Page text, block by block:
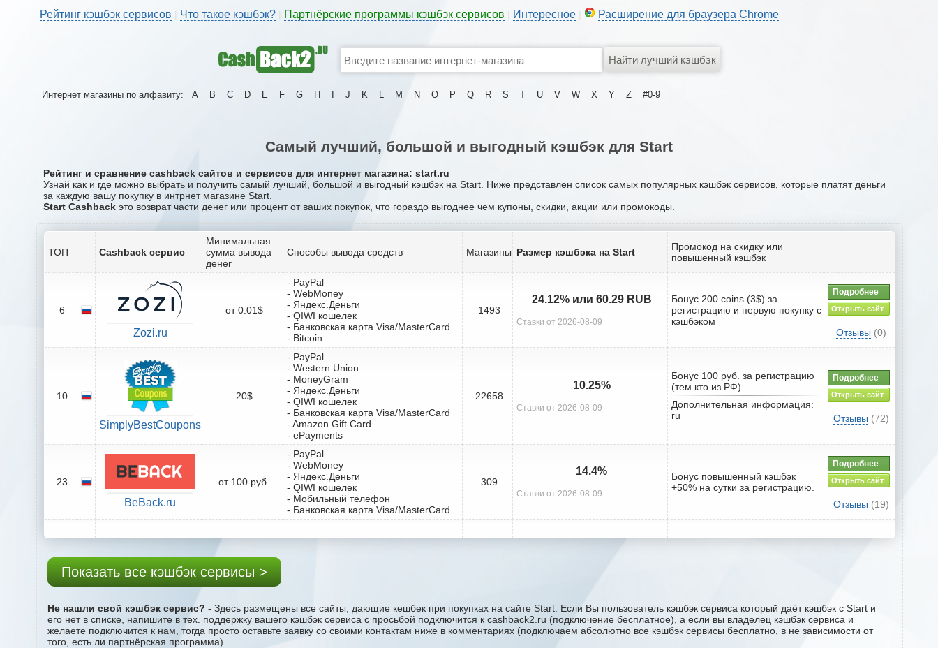
Рейтинг кэшбэк сервисов Что такое кэшбэк? Партнёрские программы кэшбэк сервисов Интересное Расширение для браузера Chrome
Интернет магазины по алфавиту: A B C D E F G H J K L M N O P Q R S T U V W X Y Z #0-9
Самый лучший, большой и выгодный кэшбэк для Start
Рейтинг и сравнение cashback сайтов и сервисов для интернет магазина: start.ru
Узнай как и где можно выбрать и получить самый лучший, большой и выгодный кэшбэк на Start. Ниже представлен список самых популярных кэшбэк сервисов, которые платят деньги
за каждую вашу покупку в интрнет магазине Start.
Start Cashback это возврат части денег или процент от ваших покупок, что гораздо выгоднее чем купоны, скидки, акции или промокоды.
ТОП Cashback сервис
Минимальная
сумма вывода
денег
Способы вывода средств Магазины Размер кэшбэка на Start
Промокод на скидку или
повышенный кэшбэк
6
Zozi.ru
от 0.01$
- PayPal
- WebMoney
- Яндекс.Деньги
- QIWI кошелек
- Банковская карта Visa/MasterCard
- Bitcoin
1493
24.12% или 60.29 RUB
Ставки от 2026-08-09
Бонус 200 coins (3$) за
регистрацию и первую покупку с
кэшбэком
Подробнее
Открыть сайт
Отзывы (0)
10
SimplyBestCoupons
20$
- PayPal
- Western Union
- MoneyGram
- Яндекс.Деньги
- QIWI кошелек
- Банковская карта Visa/MasterCard
- Amazon Gift Card
- ePayments
22658
10.25%
Ставки от 2026-08-09
Бонус 100 руб. за регистрацию
(тем кто из РФ)
Дополнительная информация:
ru
Подробнее
Открыть сайт
Отзывы (72)
23
BeBack.ru
от 100 руб.
- PayPal
- WebMoney
- Яндекс.Деньги
- QIWI кошелек
- Мобильный телефон
- Банковская карта Visa/MasterCard
309
14.4%
Ставки от 2026-08-09
Бонус повышенный кэшбэк
+50% на сутки за регистрацию.
Подробнее
Открыть сайт
Отзывы (19)
Показать все кэшбэк сервисы >
Не нашли свой кэшбэк сервис? - Здесь размещены все сайты, дающие кешбек при покупках на сайте Start. Если Вы пользователь кэшбэк сервиса который даёт кэшбэк с Start и
его нет в списке, напишите в тех. поддержку вашего кэшбэк сервиса с проcьбой подключится к cashback2.ru (подключение бесплатное), а если вы владелец кэшбэк сервиса и
желаете подключится к нам, тогда просто оставьте заявку со своими контактам ниже в комментариях (подключаем абсолютно все кэшбэк сервисы бесплатно, в не зависимости от
того, есть ли партнёрская программа).